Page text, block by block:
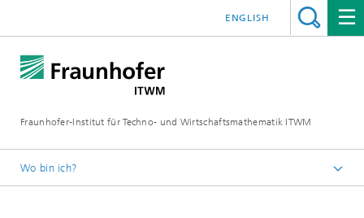
Fraunhofer-Institut für Techno- und Wirtschaftsmathematik ITWM
ENGLISH
Wo bin ich?